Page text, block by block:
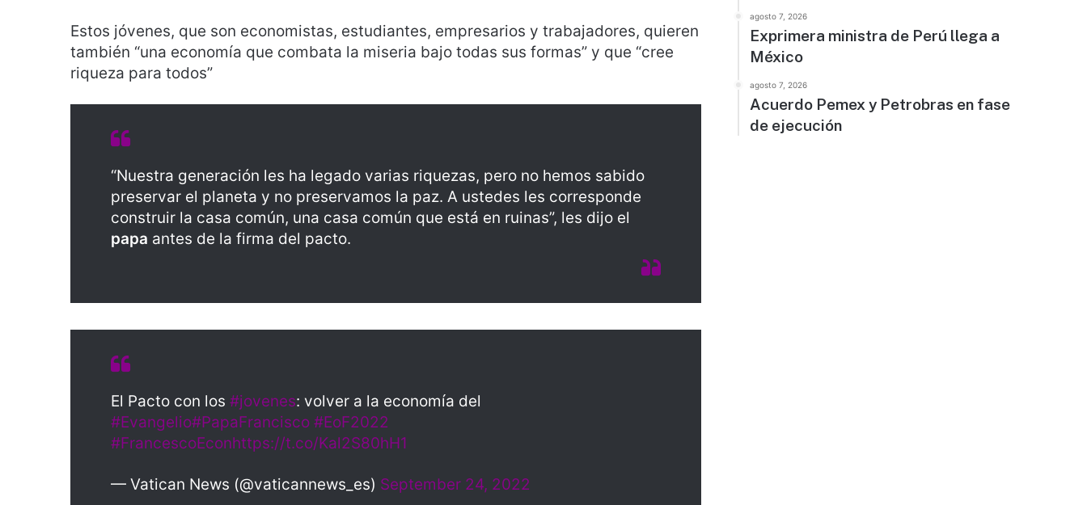
Estos jóvenes, que son economistas, estudiantes, empresarios y trabajadores, quieren
también “una economía que combata la miseria bajo todas sus formas” y que “cree
riqueza para todos”
“Nuestra generación les ha legado varias riquezas, pero no hemos sabido
preservar el planeta y no preservamos la paz. A ustedes les corresponde
construir la casa común, una casa común que está en ruinas”, les dijo el
papa antes de la firma del pacto.
El Pacto con los #jovenes: volver a la economía del
#Evangelio#PapaFrancisco #EoF2022
#FrancescoEconhttps://t.co/Kal2S80hH1
— Vatican News (@vaticannews_es) September 24, 2022
agosto 7, 2026
Exprimera ministra de Perú llega a
México
agosto 7, 2026
Acuerdo Pemex y Petrobras en fase
de ejecución